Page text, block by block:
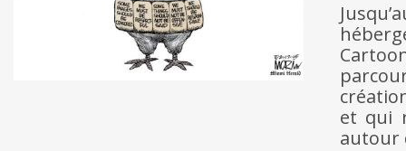
et qui
autour